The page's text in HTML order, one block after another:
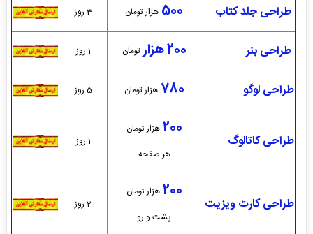
طراحی جلد کتاب 500 هزار تومان 3 روز
طراحی بنر 200 هزار تومان 1 روز
طراحی لوگو 780 هزار تومان 5 روز
طراحی کاتالوگ
200 هزار تومان
هر صفحه
1 روز
طراحی کارت ویزیت
200 هزار تومان
پشت و رو
2 روز